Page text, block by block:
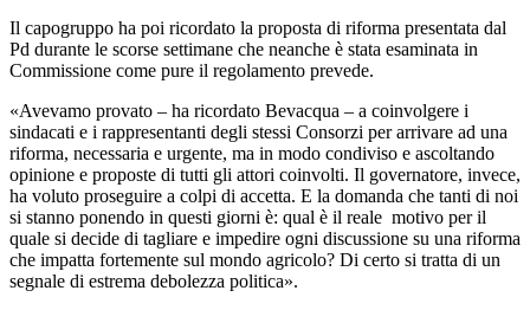
Il capogruppo ha poi ricordato la proposta di riforma presentata dal
Pd durante le scorse settimane che neanche è stata esaminata in
Commissione come pure il regolamento prevede.
«Avevamo provato – ha ricordato Bevacqua – a coinvolgere i
sindacati e i rappresentanti degli stessi Consorzi per arrivare ad una
riforma, necessaria e urgente, ma in modo condiviso e ascoltando
opinione e proposte di tutti gli attori coinvolti. Il governatore, invece,
ha voluto proseguire a colpi di accetta. E la domanda che tanti di noi
si stanno ponendo in questi giorni è: qual è il reale motivo per il
quale si decide di tagliare e impedire ogni discussione su una riforma
che impatta fortemente sul mondo agricolo? Di certo si tratta di un
segnale di estrema debolezza politica».